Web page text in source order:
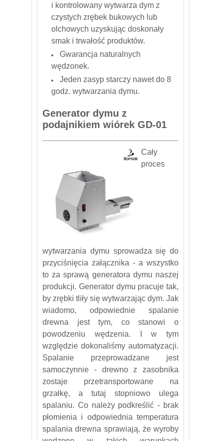
i kontrolowany wytwarza dym z
czystych zrębek bukowych lub
olchowych uzyskując doskonały
smak i trwałość produktów.
Gwarancja naturalnych
wędzonek.
Jeden zasyp starczy nawet do 8
godz. wytwarzania dymu.
Generator dymu z
podajnikiem wiórek GD-01
Cały
proces
wytwarzania dymu sprowadza się do
przyciśnięcia załącznika - a wszystko
to za sprawą generatora dymu naszej
produkcji. Generator dymu pracuje tak,
by zrębki tliły się wytwarzając dym. Jak
wiadomo, odpowiednie spalanie
drewna jest tym, co stanowi o
powodzeniu wędzenia. I w tym
względzie dokonaliśmy automatyzacji.
Spalanie przeprowadzane jest
samoczynnie - drewno z zasobnika
zostaje przetransportowane na
grzałkę, a tutaj stopniowo ulega
spalaniu. Co należy podkreślić - brak
płomienia i odpowiednia temperatura
spalania drewna sprawiają, że wyroby